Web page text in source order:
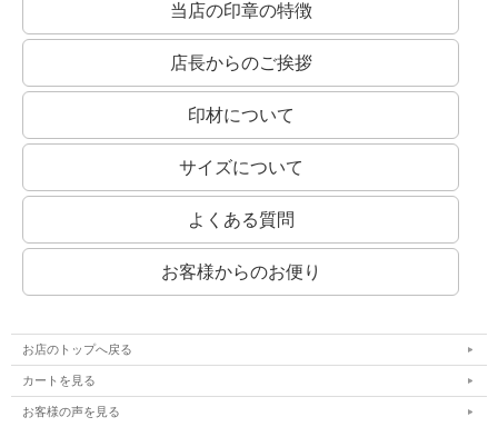
当店の印章の特徴
店長からのご挨拶
印材について
サイズについて
よくある質問
お客様からのお便り
お店のトップへ戻る
カートを見る
お客様の声を見る